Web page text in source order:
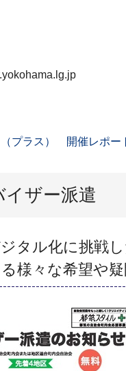
プラス） 開催レポー
ザー派遣
ジタル化に挑戦
様々な希望や